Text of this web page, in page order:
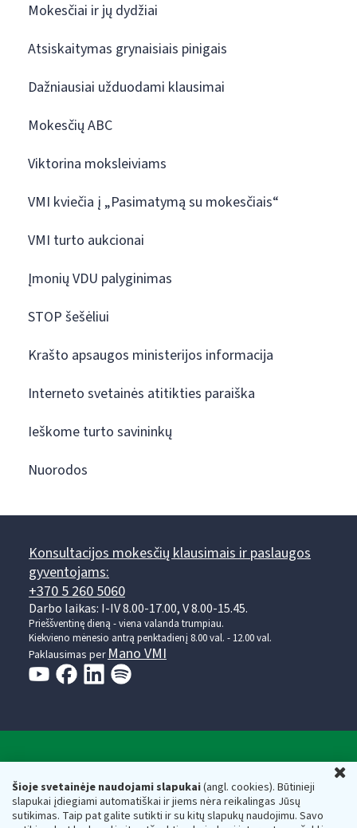
Šioje svetainėje naudojami slapukai(angl. cookies). Būtinieji
slapukai įdiegiami automatiškai ir jiems nėra reikalingas Jūsų
sutikimas. Taip pat galite sutikti ir su kitų slapukų naudojimu. Savo
Mokesčiai ir jų dydžiai
Atsiskaitymas grynaisiais pinigais
Dažniausiai užduodami klausimai
Mokesčių ABC
Viktorina moksleiviams
VMI kviečia į „Pasimatymą su mokesčiais“
VMI turto aukcionai
Įmonių VDU palyginimas
STOP šešėliui
Krašto apsaugos ministerijos informacija
Interneto svetainės atitikties paraiška
Ieškome turto savininkų
Nuorodos
Konsultacijos mokesčių klausimais ir paslaugos
gyventojams:
+370 5 260 5060
Darbo laikas: I-IV 8.00-17.00, V 8.00-15.45.
Prieššventinę dieną - viena valanda trumpiau.
Kiekvieno mėnesio antrą penktadienį 8.00 val. - 12.00 val.
Paklausimas perMano VMI
Valstybinė mokesčių inspekcija prie Lietuvos
Respublikos finansų ministerijos
Biudžetinė įstaiga. Juridinio asmens kodas — 188659752,